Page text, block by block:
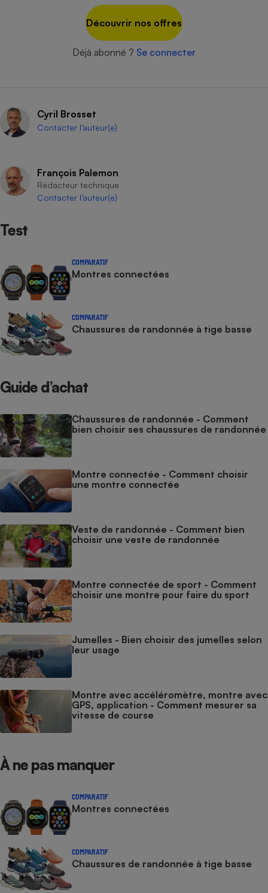
Découvrir nos offres
Déjà abonné ? Se connecter
Cyril Brosset
Contacter l’auteur(e)
François Palemon
Rédacteur technique
Contacter l’auteur(e)
Test
COMPARATIF
Montres connectées
COMPARATIF
Chaussures de randonnée à tige basse
Guide d’achat
Chaussures de randonnée - Comment
bien choisir ses chaussures de randonnée
Montre connectée - Comment choisir
une montre connectée
Veste de randonnée - Comment bien
choisir une veste de randonnée
Montre connectée de sport - Comment
choisir une montre pour faire du sport
Jumelles - Bien choisir des jumelles selon
leur usage
Montre avec accéléromètre, montre avec
GPS, application - Comment mesurer sa
vitesse de course
À ne pas manquer
COMPARATIF
Montres connectées
COMPARATIF
Chaussures de randonnée à tige basse
Radiateur électrique